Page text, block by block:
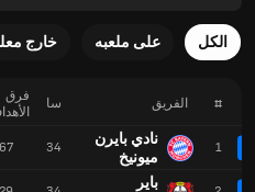
الكل على ملعبه خارج
# الفريق
1
نادي بايرن
ميونيخ
باير
سا
فرق
34
67